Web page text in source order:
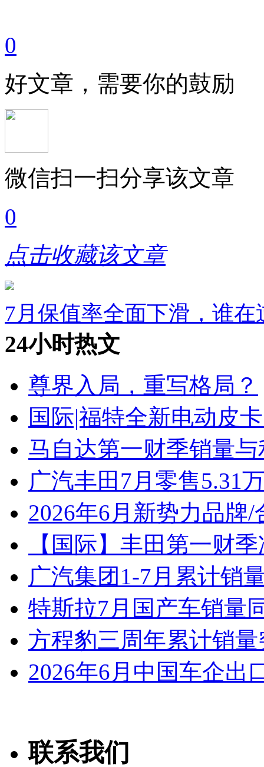
0
好文章，需要你的鼓励
微信扫一扫分享该文章
0
点击收藏该文章
7月保值率全面下滑，谁在
24小时热文
尊界入局，重写格局？
国际|福特全新电动皮
马自达第一财季销量
广汽丰田7月零售5.31
2026年6月新势力品牌
【国际】丰田第一财
广汽集团1-7月累计销
特斯拉7月国产车销量
方程豹三周年累计销
2026年6月中国车企出
联系我们